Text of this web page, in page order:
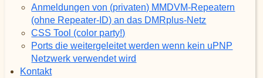
Anmeldungen von (privaten) MMDVM-Repeatern
(ohne Repeater-ID) an das DMRplus-Netz
CSS Tool (color party!)
Ports die weitergeleitet werden wenn kein uPNP
Netzwerk verwendet wird
Kontakt